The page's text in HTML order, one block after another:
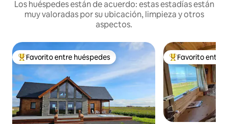
Los huéspedes están de acuerdo: estas estadías están
muy valoradas por su ubicación, limpieza y otros
aspectos.
Favorito entre huéspedes preferido
Favorito entre huéspedes Favorito entre
Favorito entre